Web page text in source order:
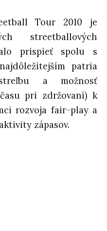
Tour 2010 je
streetballových
prispieť spolu s
patria
a možnosť
pri zdržovaní) k
rozvoja fair-play a
zápasov.